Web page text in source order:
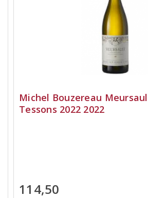
Michel Bouzereau
Tessons 2022 2022
114,50